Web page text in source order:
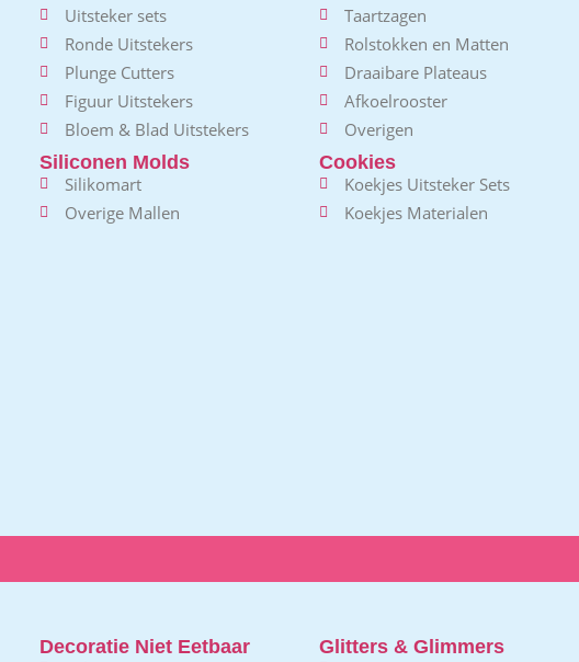
Uitsteker sets
Ronde Uitstekers
Plunge Cutters
Figuur Uitstekers
Bloem & Blad Uitstekers
Siliconen Molds
Silikomart
Overige Mallen
Taartzagen
Rolstokken en Matten
Draaibare Plateaus
Afkoelrooster
Overigen
Cookies
Koekjes Uitsteker Sets
Koekjes Materialen
Decoratie Niet Eetbaar
Glitters & Glimmers